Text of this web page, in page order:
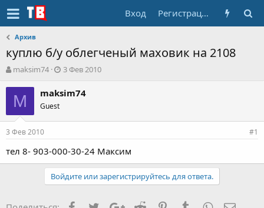
Вход Регистрация
Архив
куплю б/у облегченый маховик на 2108
А
т
о
т
е
ы
maksim74
Д
т
а
л
а
3 Фев 2010
M maksim74
Guest
3 Фев 2010 #1
тел 8- 903-000-30-24 Максим
Войдите или зарегистрируйтесь для ответа.
FacebookTwitterGoogle+
Reddit PinterestTumblrWhatsApp